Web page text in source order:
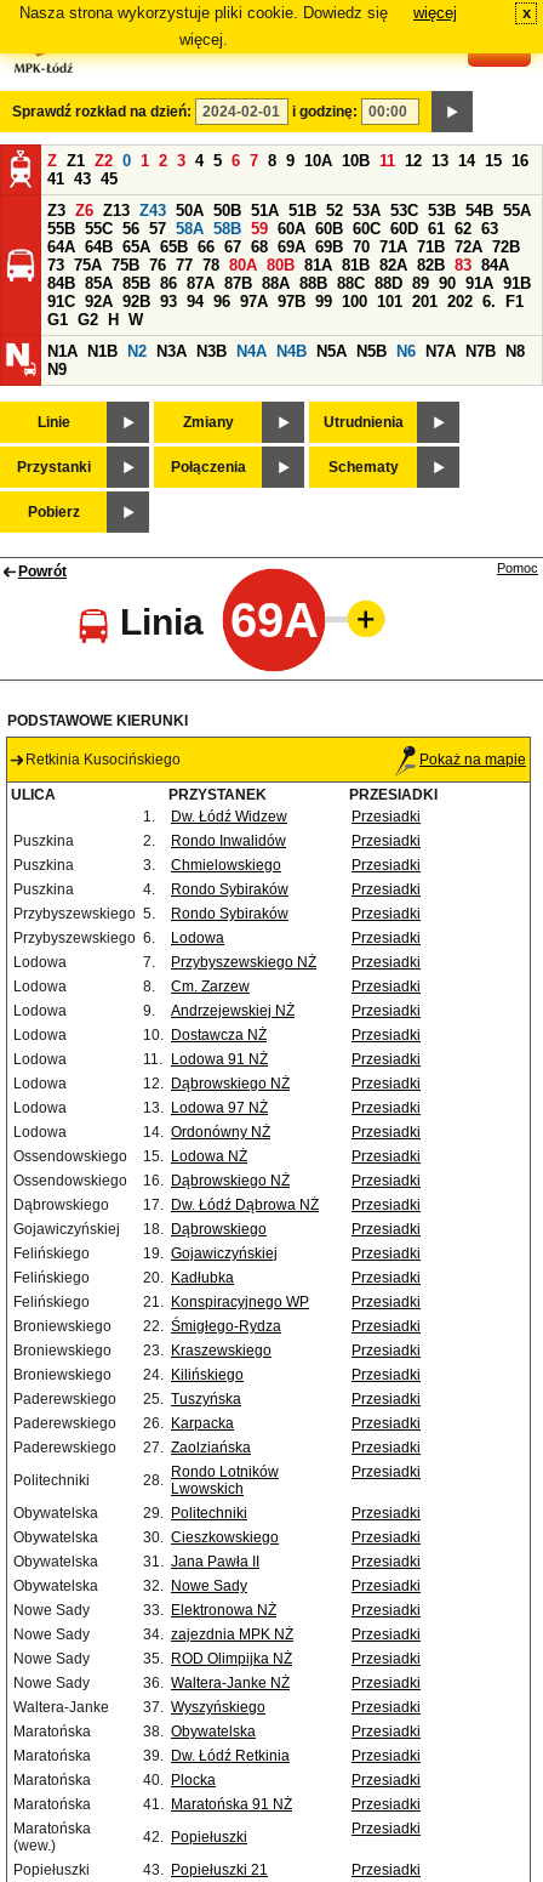
Nasza strona wykorzystuje pliki cookie. Dowiedz się
więcej.
więcej x
Sprawdź rozkład na dzień: i godzinę:
Z Z1 Z2 0 1 2 3 4 5 6 7 8 9 10A 10B 11 12 13 14 15 16
41 43 45
Z3 Z6 Z13 Z43 50A 50B 51A 51B 52 53A 53C 53B 54B 55A
55B 55C 56 57 58A 58B 59 60A 60B 60C 60D 61 62 63
64A 64B 65A 65B 66 67 68 69A 69B 70 71A 71B 72A 72B
73 75A 75B 76 77 78 80A 80B 81A 81B 82A 82B 83 84A
84B 85A 85B 86 87A 87B 88A 88B 88C 88D 89 90 91A 91B
91C 92A 92B 93 94 96 97A 97B 99 100 101 201 202 6.
F1
G1 G2 H
W
N1A
N1B N2 N3A N3B N4A N4B N5A N5B N6 N7A N7B
N8
N9
Linie Zmiany Utrudnienia
Przystanki Połączenia Schematy
Pobierz
Powrót
Linia 69A
Pomoc
PODSTAWOWE KIERUNKI
Retkinia Kusocińskiego Pokaż na mapie
ULICA PRZYSTANEK
PRZESIADKI
1.
Dw. Łódź Widzew
Przesiadki
Puszkina
2. Rondo Inwalidów
Przesiadki
Puszkina
3. Chmielowskiego
Przesiadki
Puszkina
4. Rondo Sybiraków
Przesiadki
Przybyszewskiego 5. Rondo Sybiraków
Przesiadki
Przybyszewskiego 6. Lodowa
Przesiadki
Lodowa
7. Przybyszewskiego NŻ
Przesiadki
Lodowa
8. Cm. Zarzew
Przesiadki
Lodowa
9. Andrzejewskiej NŻ
Przesiadki
Lodowa
10. Dostawcza NŻ
Przesiadki
Lodowa
11. Lodowa 91 NŻ
Przesiadki
Lodowa
12. Dąbrowskiego NŻ
Przesiadki
Lodowa
13. Lodowa 97 NŻ
Przesiadki
Lodowa
14. Ordonówny NŻ
Przesiadki
Ossendowskiego
15. Lodowa NŻ
Przesiadki
Ossendowskiego
16. Dąbrowskiego NŻ
Przesiadki
Dąbrowskiego
17. Dw. Łódź Dąbrowa NŻ
Przesiadki
Gojawiczyńskiej
18. Dąbrowskiego
Przesiadki
Felińskiego
19. Gojawiczyńskiej
Przesiadki
Felińskiego
20. Kadłubka
Przesiadki
Felińskiego
21. Konspiracyjnego WP
Przesiadki
Broniewskiego
22. Śmigłego-Rydza
Przesiadki
Broniewskiego
23. Kraszewskiego
Przesiadki
Broniewskiego
24. Kilińskiego
Przesiadki
Paderewskiego
25. Tuszyńska
Przesiadki
Paderewskiego
26. Karpacka
Przesiadki
Paderewskiego
27. Zaolziańska
Przesiadki
Politechniki
28. Rondo Lotników
Lwowskich
Przesiadki
Obywatelska 29. Politechniki
Przesiadki
Obywatelska
30. Cieszkowskiego
Przesiadki
Obywatelska
31. Jana Pawła II
Przesiadki
Obywatelska
32. Nowe Sady
Przesiadki
Nowe Sady
33. Elektronowa NŻ
Przesiadki
Nowe Sady
34. zajezdnia MPK NŻ
Przesiadki
Nowe Sady
35. ROD Olimpijka NŻ
Przesiadki
Nowe Sady
36. Waltera-Janke NŻ
Przesiadki
Waltera-Janke
37. Wyszyńskiego
Przesiadki
Maratońska
38. Obywatelska
Przesiadki
Maratońska
39. Dw. Łódź Retkinia
Przesiadki
Maratońska
40. Plocka
Przesiadki
Maratońska
41. Maratońska 91 NŻ
Przesiadki
Maratońska
(wew.)
42. Popiełuszki Przesiadki
Popiełuszki 43. Popiełuszki 21
Przesiadki